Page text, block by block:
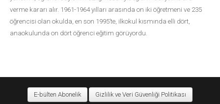
verme kararı alır. 1961-1964 yılları arasında on iki öğretmeni ve 235
öğrencisi olan okulda, en son 1995’te, ilkokul kısmında elli dört,
anaokulunda on dört öğrenci eğitim görüyordu.
E-bülten Abonelik Gizlilik ve Veri Güvenliği Politikası